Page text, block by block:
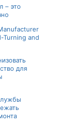
– это
Turning and
для